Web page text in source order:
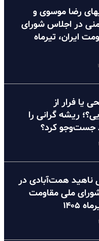
رضا موسوی و
در اجلاس شورای
ایران، تیرماه
یا فرار از
ریشه گرانی را
جست‌وجو کرد؟
ناهید همت‌آبادی در
ملی مقاومت
۱۴۰۵